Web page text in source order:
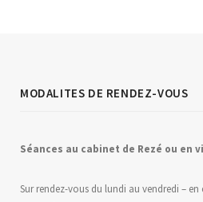
MODALITES DE RENDEZ-VOUS
Séances au cabinet de Rezé ou en
Sur rendez-vous du lundi au vendredi –